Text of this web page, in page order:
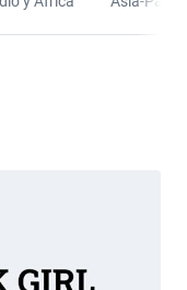
the previous and next